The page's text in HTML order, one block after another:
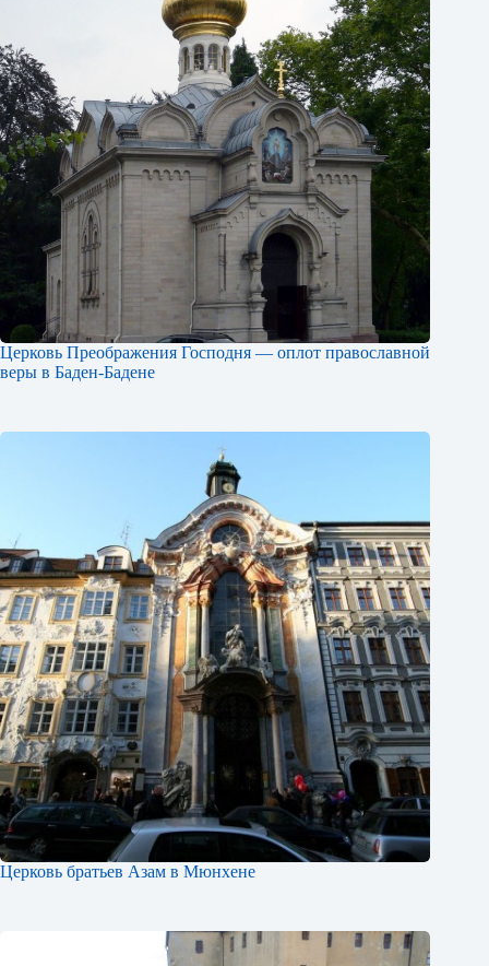
Церковь Преображения Господня — оплот православной
веры в Баден-Бадене
Церковь братьев Азам в Мюнхене